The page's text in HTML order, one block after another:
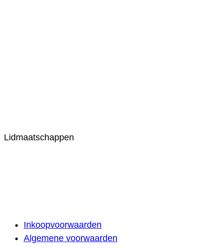
Lidmaatschappen
Inkoopvoorwaarden
Algemene voorwaarden